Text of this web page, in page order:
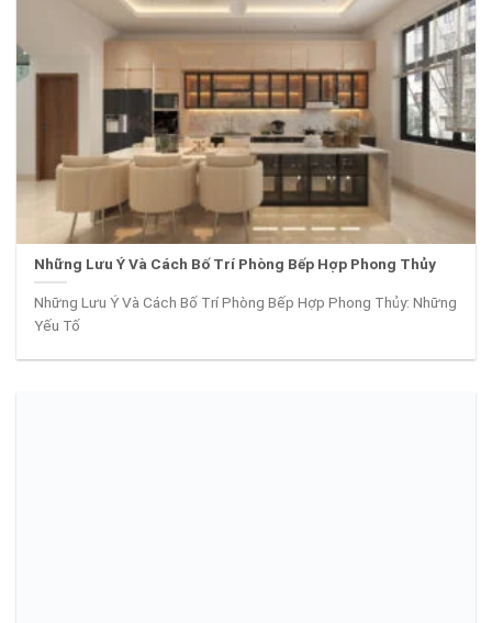
Những Lưu Ý Và Cách Bố Trí Phòng Bếp Hợp Phong Thủy
Những Lưu Ý Và Cách Bố Trí Phòng Bếp Hợp Phong Thủy: Những
Yếu Tố